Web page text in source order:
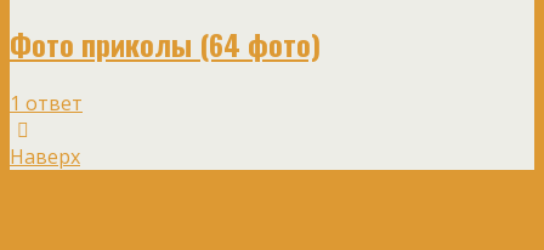
Фото приколы (64 фото)
1 ответ
Наверх